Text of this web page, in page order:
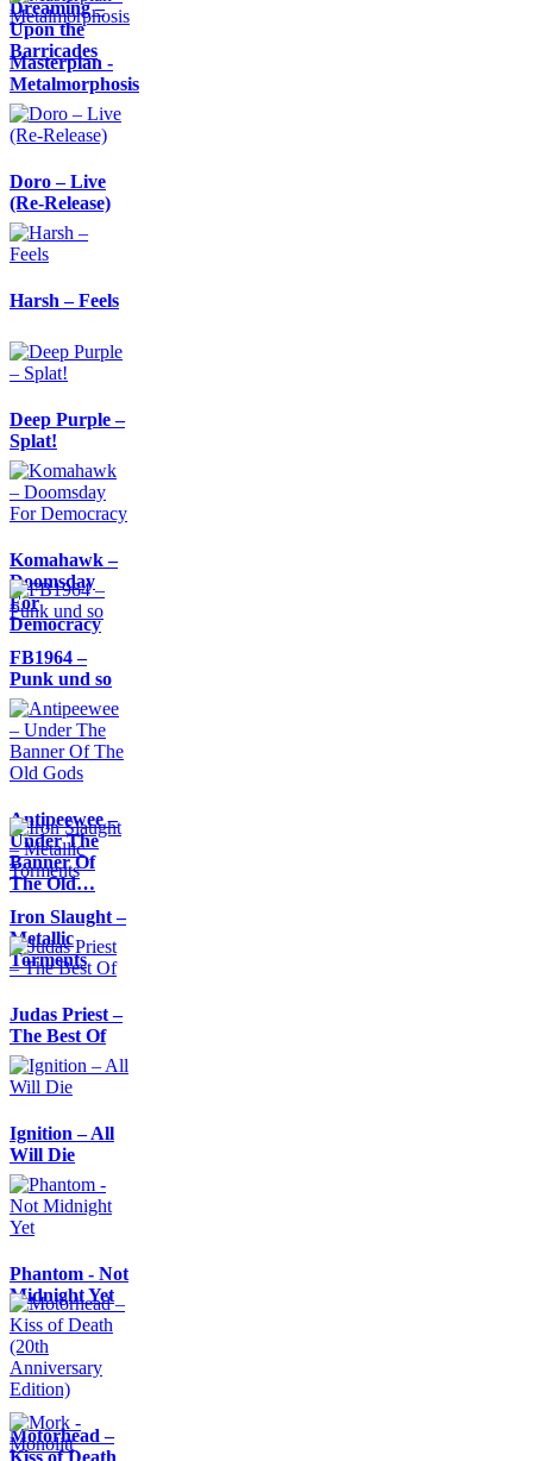
Dreaming –
Upon the
Barricades
Masterplan -
Metalmorphosis
Doro – Live
(Re-Release)
Harsh – Feels
Deep Purple –
Splat!
Komahawk –
Doomsday
For
Democracy
FB1964 –
Punk und so
Antipeewee –
Under The
Banner Of
The Old…
Iron Slaught –
Metallic
Torments
Judas Priest –
The Best Of
Ignition – All
Will Die
Phantom - Not
Midnight Yet
Motörhead –
Kiss of Death